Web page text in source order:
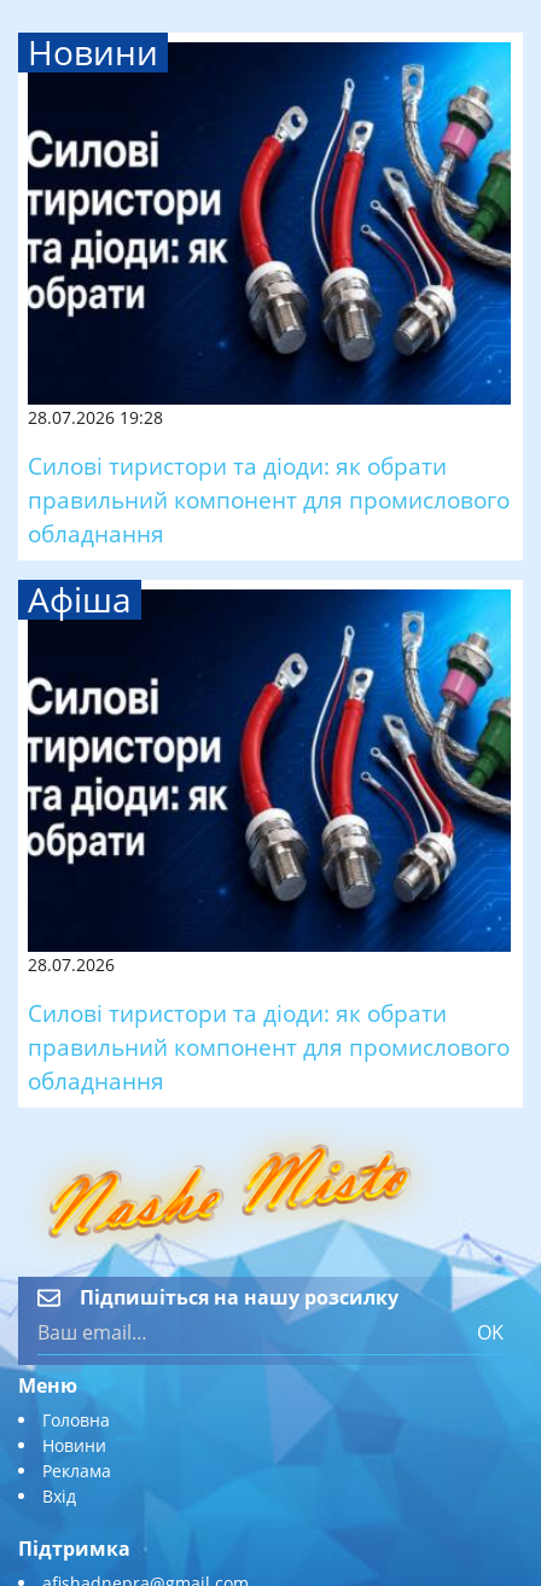
Новини
28.07.2026 19:28
Силові тиристори та діоди: як обрати
правильний компонент для промислового
обладнання
Афіша
28.07.2026
Силові тиристори та діоди: як обрати
правильний компонент для промислового
обладнання
Підпишіться на нашу розсилку
OK
Меню
Головна
Новини
Реклама
Вхід
Підтримка